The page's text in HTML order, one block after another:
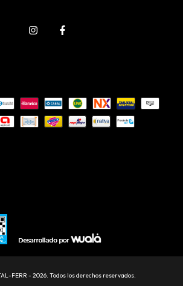
FERR - 2026. Todos los derechos reservados.